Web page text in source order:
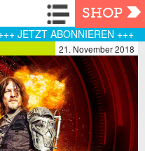
Navigation
SHOP
JETZT ABONNIEREN +++
21. November 2018